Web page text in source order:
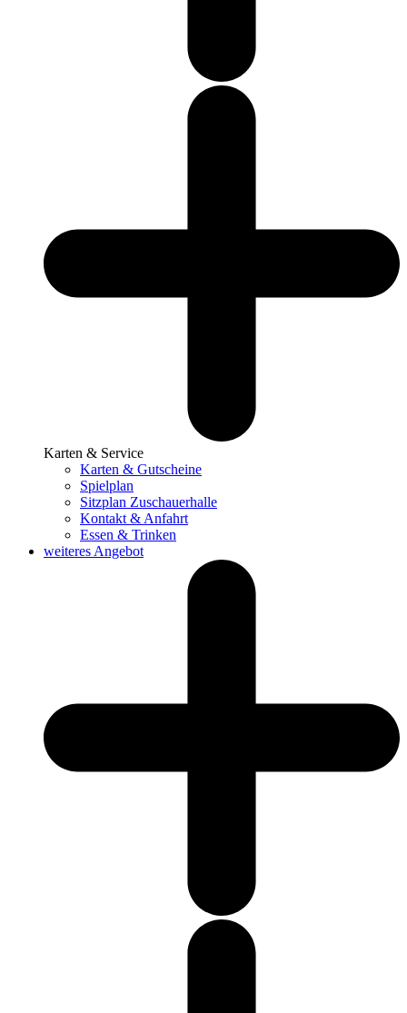
Karten & Service
Karten & Gutscheine
Spielplan
Sitzplan Zuschauerhalle
Kontakt & Anfahrt
Essen & Trinken
weiteres Angebot